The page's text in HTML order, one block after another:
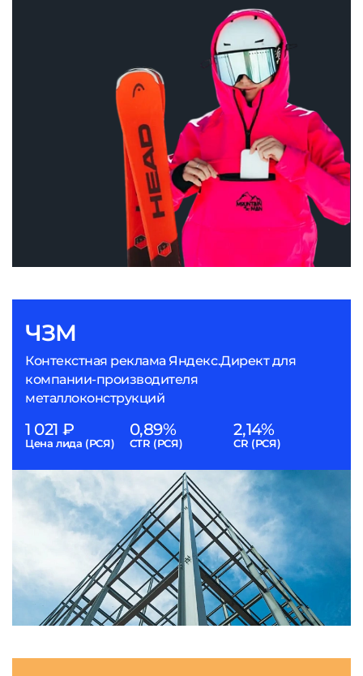
ЧЗМ
Контекстная реклама Яндекс.Директ для
компании-производителя
металлоконструкций
1 021 ₽
Цена лида (РСЯ)
0,89%
CTR (РСЯ)
2,14%
CR (РСЯ)